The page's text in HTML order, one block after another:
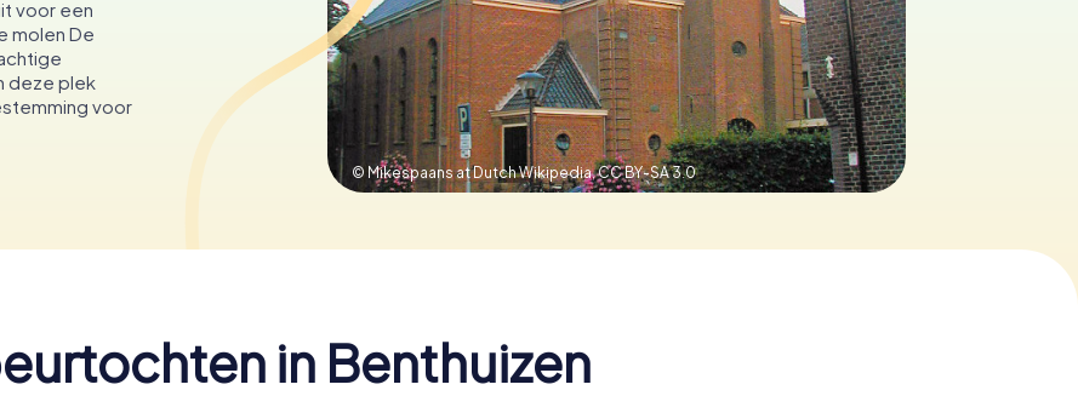
voor een
molen De
deze plek
voor
© Mikespaans at Dutch Wikipedia,CC BY-SA 3.0
in Benthuizen